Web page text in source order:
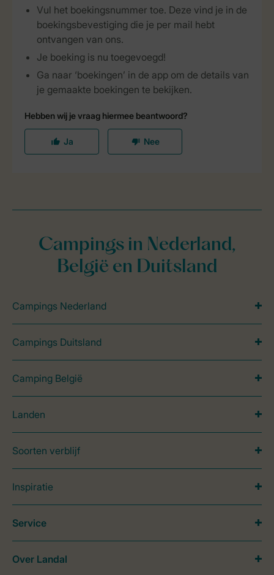
Campings in Nederland,
België en Duitsland
Campings Nederland
Campings Duitsland
Camping België
Landen
Soorten verblijf
Inspiratie
Service
Over Landal